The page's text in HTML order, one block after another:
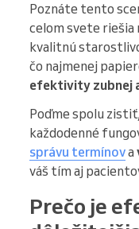
Poznáte tento
celom svete riešia
kvalitnú
čo najmenej
efektivity zubnej
Poďme spolu
každodenné
správu termínova
váš tím aj
Prečo je